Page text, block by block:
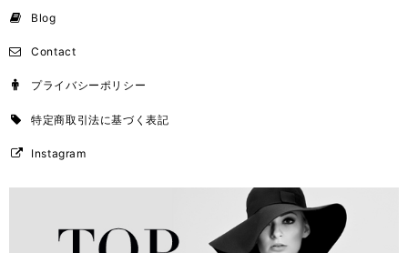
Blog
Contact
プライバシーポリシー
特定商取引法に基づく表記
Instagram